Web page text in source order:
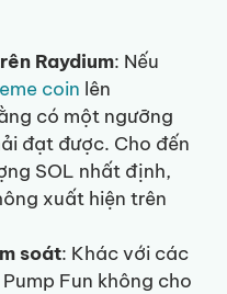
Raydium: Nếu
coin lên
có một ngưỡng
đạt được. Cho đến
SOL nhất định,
xuất hiện trên
soát: Khác với các
Fun không cho